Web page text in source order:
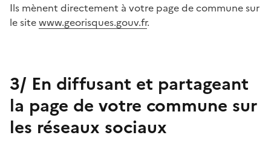
Ils mènent directement à votre page de commune sur
le sitewww.georisques.gouv.fr.
3/ En diffusant et partageant
la page de votre commune sur
les réseaux sociaux